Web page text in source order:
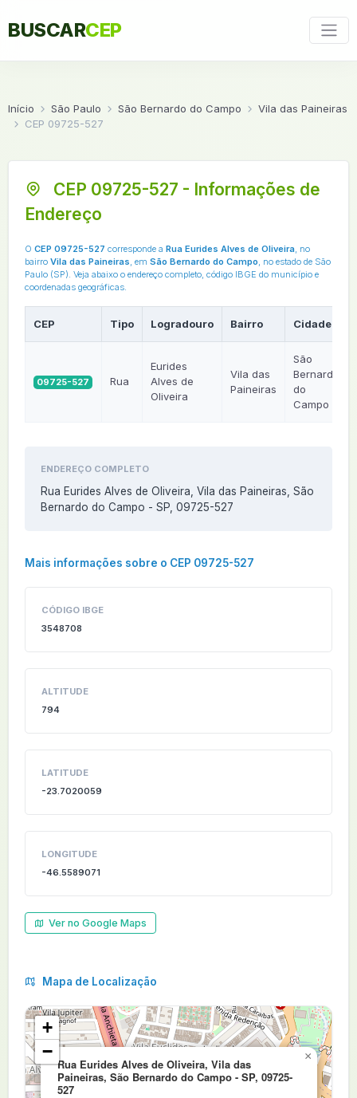
BUSCARCEP
Início São Paulo São Bernardo do Campo
Vila das Paineiras
CEP 09725-527
CEP 09725-527 - Informações de
Endereço
O CEP 09725-527 corresponde a Rua Eurides Alves de Oliveira, no
bairro Vila das Paineiras, em São Bernardo do Campo, no estado de São
Paulo (SP). Veja abaixo o endereço completo, código IBGE do município e
coordenadas geográficas.
CEP Tipo Logradouro Bairro Cidade
09725-527 Rua
Eurides
Alves de
Oliveira
Vila das
Paineiras
São
Bernardo
do
Campo
ENDEREÇO COMPLETO
Rua Eurides Alves de Oliveira, Vila das Paineiras, São
Bernardo do Campo - SP, 09725-527
Mais informações sobre o CEP 09725-527
CÓDIGO IBGE
3548708
ALTITUDE
794
LATITUDE
-23.7020059
LONGITUDE
-46.5589071
Ver no Google Maps
Mapa de Localização
Rua Eurides Alves de Oliveira, Vila das
Paineiras, São Bernardo do Campo - SP, 09725-
527
×
+
−